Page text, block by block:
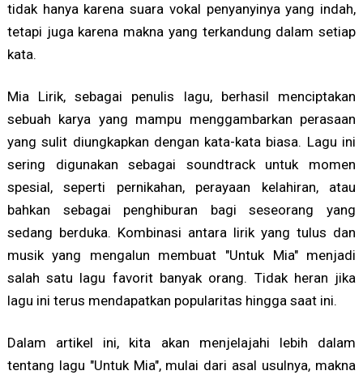
tidak hanya karena suara vokal penyanyinya yang indah,
tetapi juga karena makna yang terkandung dalam setiap
kata.
Mia Lirik, sebagai penulis lagu, berhasil menciptakan
sebuah karya yang mampu menggambarkan perasaan
yang sulit diungkapkan dengan kata-kata biasa. Lagu ini
sering digunakan sebagai soundtrack untuk momen
spesial, seperti pernikahan, perayaan kelahiran, atau
bahkan sebagai penghiburan bagi seseorang yang
sedang berduka. Kombinasi antara lirik yang tulus dan
musik yang mengalun membuat "Untuk Mia" menjadi
salah satu lagu favorit banyak orang. Tidak heran jika
lagu ini terus mendapatkan popularitas hingga saat ini.
Dalam artikel ini, kita akan menjelajahi lebih dalam
tentang lagu "Untuk Mia", mulai dari asal usulnya, makna